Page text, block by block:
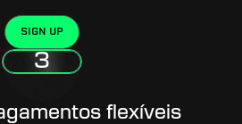
SIGN UP
3
flexíveis